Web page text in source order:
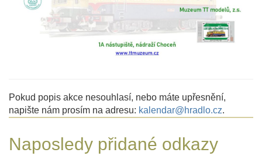
Pokud popis akce nesouhlasí, nebo máte upřesnění,
napište nám prosím na adresu: kalendar@hradlo.cz.
Naposledy přidané odkazy